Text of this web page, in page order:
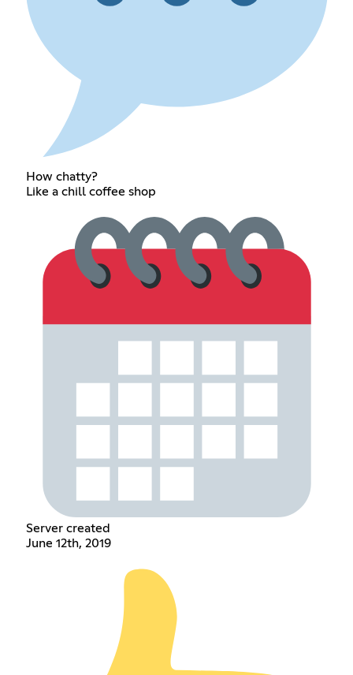
How chatty?
Like a chill coffee shop
Server created
June 12th, 2019